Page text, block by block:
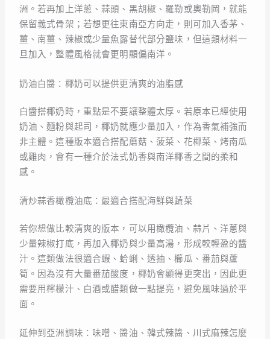
洲。若再加上洋蔥、蒜頭、黑胡椒、羅勒或奧勒岡，就能
保留義式骨架；若想更往東南亞方向走，則可加入香茅、
薑、南薑、辣椒或少量魚露替代部分鹽味，但這類材料一
旦加入，整體風格就會更明顯偏南洋。
奶油白醬：椰奶可以提供更清爽的油脂感
白醬搭椰奶時，重點是不要讓整體太厚。若原本已經使用
奶油、麵粉與起司，椰奶就應少量加入，作為香氣補強而
非主體。這種版本適合搭配蘑菇、菠菜、花椰菜、烤南瓜
或雞肉，會有一種介於法式奶香與南洋椰香之間的柔和
感。
清炒蒜香橄欖油底：最適合搭配海鮮與蔬菜
若你想做比較清爽的版本，可以用橄欖油、蒜片、洋蔥與
少量辣椒打底，再加入椰奶與少量高湯，形成較輕盈的醬
汁。這類做法很適合蝦、蛤蜊、透抽、櫛瓜、番茄與蘆
筍。因為沒有大量番茄酸度，椰奶會顯得更突出，因此更
需要用檸檬汁、白酒或醋類做一點提亮，避免風味過於平
面。
延伸到亞洲調味：味噌、醬油、韓式辣醬、川式麻辣怎麼